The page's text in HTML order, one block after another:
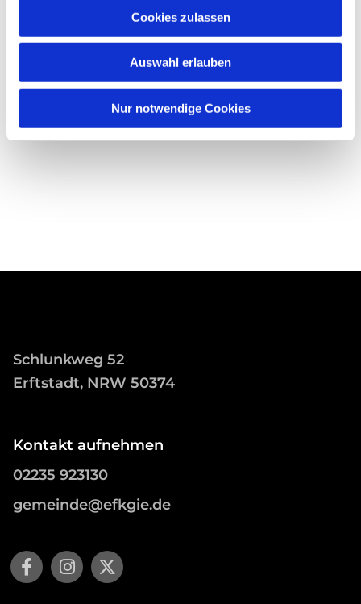
Cookies zulassen
Auswahl erlauben
Nur notwendige Cookies
Schlunkweg 52
Erftstadt, NRW 50374
Kontakt aufnehmen
02235 923130
gemeinde@efkgie.de